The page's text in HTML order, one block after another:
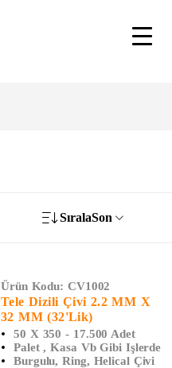
SıralaSon
Ürün Kodu: CV1002
Tele Dizili Çivi 2.2 MM X
32 MM (32'lik)
50 X 350 - 17.500 Adet
Palet , Kasa Vb Gibi Işlerde
Burgulu, Ring, Helical Çivi